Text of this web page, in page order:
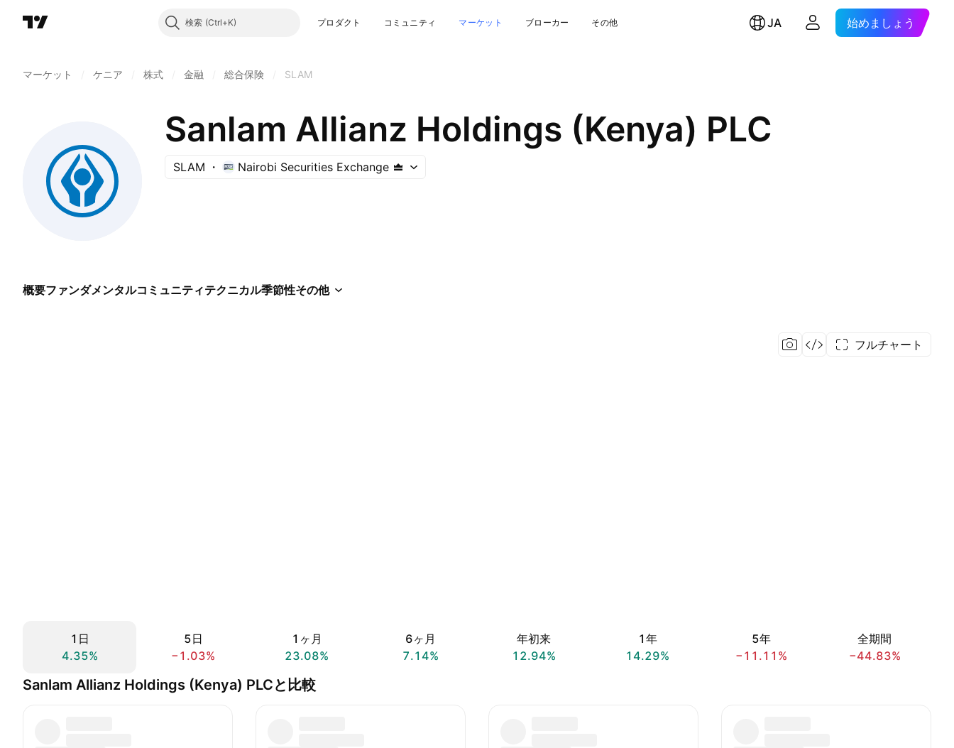
検索 プロダクト コミュニティ マーケット ブローカー その他 JA 始めましょう
マーケット ケニア 株式 金融 総合保険 SLAM
Sanlam Allianz Holdings (Kenya) PLC
SLAM Nairobi Securities Exchange
概要ファンダメンタルコミュニティテクニカル季節性その他
フルチャート
1日
4.35%
5日
−1.03%
1ヶ月
23.08%
6ヶ月
7.14%
年初来
12.94%
1年
14.29%
5年
−11.11%
全期間
−44.83%
Sanlam Allianz Holdings (Kenya) PLCと比較